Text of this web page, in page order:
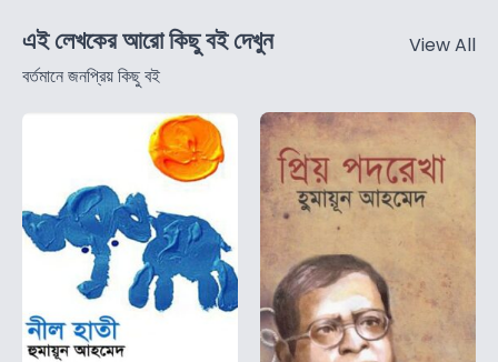
এই লেখকের আরো কিছু বই দেখুন
বর্তমানে জনপ্রিয় কিছু বই
View All